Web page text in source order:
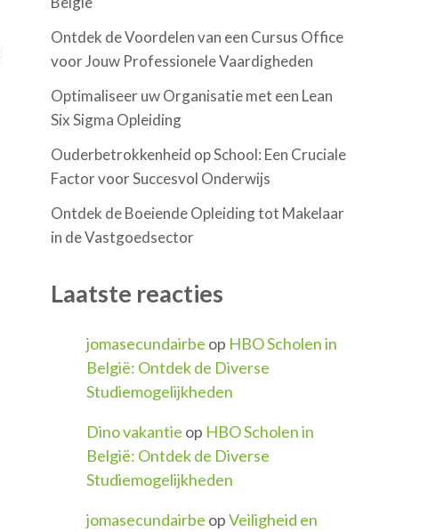
Ontdek de Voordelen van een Cursus Office
voor Jouw Professionele Vaardigheden
Optimaliseer uw Organisatie met een Lean
Six Sigma Opleiding
Ouderbetrokkenheid op School: Een Cruciale
Factor voor Succesvol Onderwijs
Ontdek de Boeiende Opleiding tot Makelaar
in de Vastgoedsector
Laatste reacties
jomasecundairbe op HBO Scholen in
België: Ontdek de Diverse
Studiemogelijkheden
Dino vakantie op HBO Scholen in
België: Ontdek de Diverse
Studiemogelijkheden
jomasecundairbe opVeiligheid en